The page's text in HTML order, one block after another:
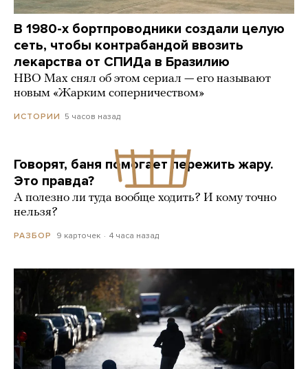
В 1980-х бортпроводники создали целую
сеть, чтобы контрабандой ввозить
лекарства от СПИДа в Бразилию
HBO Max снял об этом сериал — его называют
новым «Жарким соперничеством»
ИСТОРИИ 5 часов назад
Говорят, баня помогает пережить жару.
Это правда?
А полезно ли туда вообще ходить? И кому точно
нельзя?
РАЗБОР 9 карточек 4 часа назад